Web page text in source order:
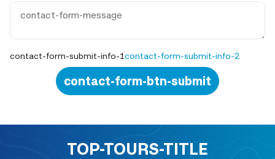
contact-form-submit-info-1contact-form-submit-info-2
contact-form-btn-submit
TOP-TOURS-TITLE